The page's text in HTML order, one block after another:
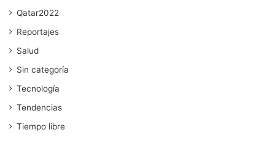
Qatar2022
Reportajes
Salud
Sin categoría
Tecnología
Tendencias
Tiempo libre